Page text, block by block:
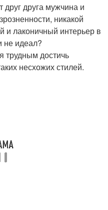
друг друга мужчина и
никакой
и лаконичный интерьер в
не идеал?
трудным достичь
несхожих стилей.